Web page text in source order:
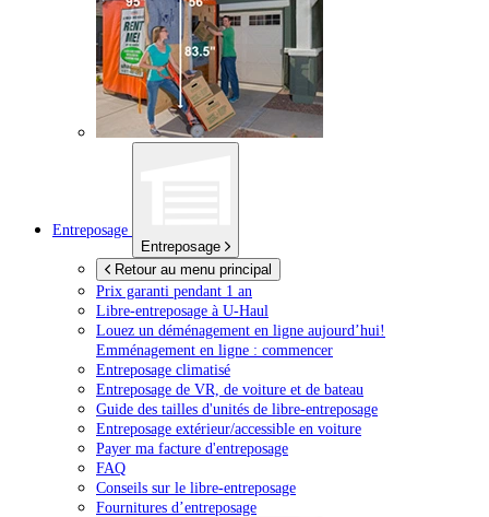
Entreposage
Entreposage
Retour au menu principal
Prix garanti pendant 1 an
Libre-entreposage à U-Haul
Louez un déménagement en ligne aujourd’hui!
Emménagement en ligne : commencer
Entreposage climatisé
Entreposage de VR, de voiture et de bateau
Guide des tailles d'unités de libre-entreposage
Entreposage extérieur/accessible en voiture
Payer ma facture d'entreposage
FAQ
Conseils sur le libre-entreposage
Fournitures d’entreposage